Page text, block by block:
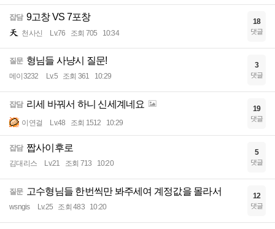
잡담 9고창 VS 7포창
천사신 Lv.76 조회 705 10:34
18
댓글
질문 형님들 사냥시 질문!
메이3232 Lv.5 조회 361 10:29
3
댓글
잡담 리세 바꿔서 하니 신세계네요
이연걸 Lv.48 조회 1512 10:29
19
댓글
잡담 짭사이후로
김대리스 Lv.21 조회 713 10:20
5
댓글
질문 고수형님들 한번씩만 봐주세여 계정값을 몰라서
wsngis Lv.25 조회 483 10:20
12
댓글